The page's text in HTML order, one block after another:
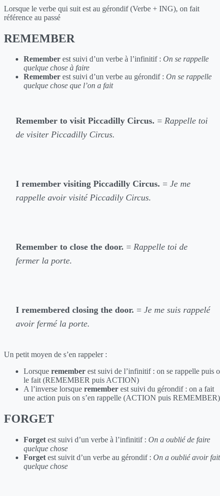
Lorsque le verbe qui suit est au gérondif (Verbe + ING), on fait
référence au passé
REMEMBER
Remember est suivi d’un verbe à l’infinitif : On se rappelle
quelque chose à faire
Remember est suivi d’un verbe au gérondif : On se rappelle
quelque chose que l’on a fait
Remember to visit Piccadilly Circus. = Rappelle toi
de visiter Piccadilly Circus.
I remember visiting Piccadilly Circus. = Je me
rappelle avoir visité Piccadily Circus.
Remember to close the door. = Rappelle toi de
fermer la porte.
I remembered closing the door. = Je me suis rappelé
avoir fermé la porte.
Un petit moyen de s’en rappeler :
Lorsque remember est suivi de l’infinitif : on se rappelle puis
le fait (REMEMBER puis ACTION)
A l’inverse lorsque remember est suivi du gérondif : on a fait
une action puis on s’en rappelle (ACTION puis REMEMBER)
FORGET
Forget est suivi d’un verbe à l’infinitif : On a oublié de faire
quelque chose
Forget est suivit d’un verbe au gérondif : On a oublié avoir fait
quelque chose